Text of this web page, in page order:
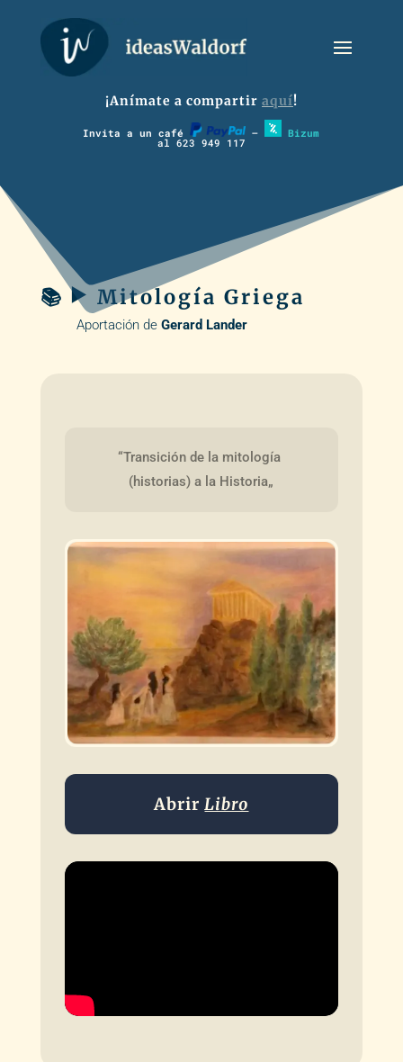
¡Anímate a compartir aquí!
Invita a un café – Bizum
al 623 949 117
📚 ▶️ Mitología Griega
Aportación de Gerard Lander
“Transición de la mitología
(historias) a la Historia„
AbrirLibro